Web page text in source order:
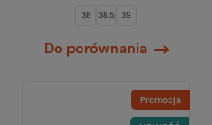
38 38.5 39
Do porównania
Promocja